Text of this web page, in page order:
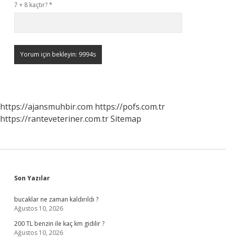
7 + 8 kaçtır?*
https://ajansmuhbir.com https://pofs.com.tr
https://ranteveteriner.com.trSitemap
Sidebar
Son Yazılar
bucaklar ne zaman kaldırıldı ?
Ağustos 10, 2026
200 TL benzin ile kaç km gidilir ?
Ağustos 10, 2026